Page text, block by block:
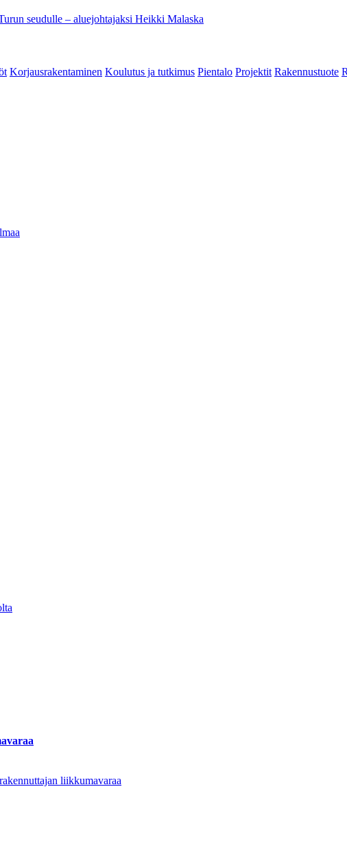
seudulle – aluejohtajaksi Heikki Malaska
Korjausrakentaminen Koulutus ja tutkimus Pientalo Projektit Rakennustuote
liikkumavaraa